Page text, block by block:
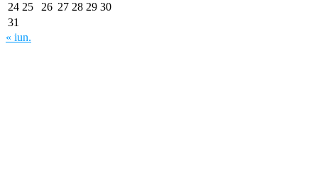
24 25 26 27 28 29 30
31
« iun.